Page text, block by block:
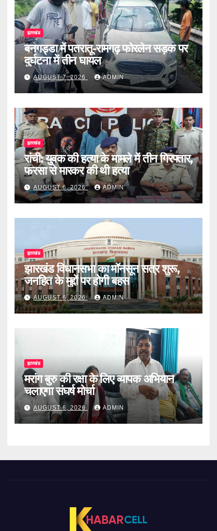
झारखंड
बनगड्डा में पतरातू-रामगढ़ फोरलेन सड़क पर
दुर्घटना में तीन घायल
AUGUST 7, 2026 ADMIN
झारखंड
रांची: युवक की हत्या के मामले में तीन गिरफ्तार,
फरसा से मारकर की थी हत्या
AUGUST 6, 2026 ADMIN
झारखंड
झारखंड विधानसभा का मॉनसून सत्र शुरू,
जनहित के मुद्दों पर होगी बहस
AUGUST 6, 2026 ADMIN
झारखंड
मरांग बुरु की रक्षा के लिए व्यापक अभियान
चलाएगा संघर्ष मोर्चा
AUGUST 6, 2026 ADMIN